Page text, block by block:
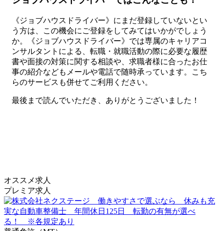
《ジョブハウスドライバー》にまだ登録していないとい
う方は、この機会にご登録をしてみてはいかがでしょう
か。《ジョブハウスドライバー》では専属のキャリアコ
ンサルタントによる、転職・就職活動の際に必要な履歴
書や面接の対策に関する相談や、求職者様に合ったお仕
事の紹介などもメールや電話で随時承っています。こち
らのサービスも併せてご利用ください。
最後まで読んでいただき、ありがとうございました！
オススメ求人
プレミア求人